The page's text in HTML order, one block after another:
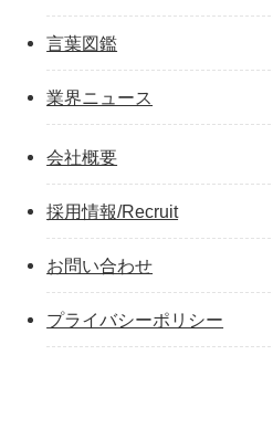
言葉図鑑
業界ニュース
会社概要
採用情報/Recruit
お問い合わせ
プライバシーポリシー